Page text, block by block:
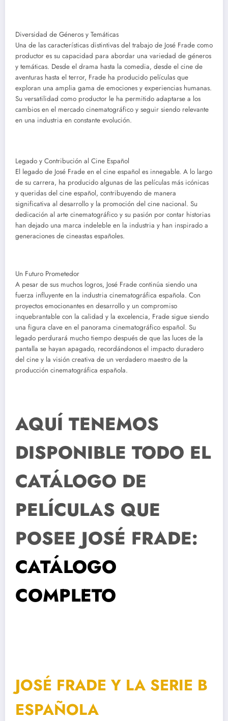
Diversidad de Géneros y Temáticas
Una de las características distintivas del trabajo de José Frade como
productor es su capacidad para abordar una variedad de géneros
y temáticas. Desde el drama hasta la comedia, desde el cine de
aventuras hasta el terror, Frade ha producido películas que
exploran una amplia gama de emociones y experiencias humanas.
Su versatilidad como productor le ha permitido adaptarse a los
cambios en el mercado cinematográfico y seguir siendo relevante
en una industria en constante evolución.
Legado y Contribución al Cine Español
El legado de José Frade en el cine español es innegable. A lo largo
de su carrera, ha producido algunas de las películas más icónicas
y queridas del cine español, contribuyendo de manera
significativa al desarrollo y la promoción del cine nacional. Su
dedicación al arte cinematográfico y su pasión por contar historias
han dejado una marca indeleble en la industria y han inspirado a
generaciones de cineastas españoles.
Un Futuro Prometedor
A pesar de sus muchos logros, José Frade continúa siendo una
fuerza influyente en la industria cinematográfica española. Con
proyectos emocionantes en desarrollo y un compromiso
inquebrantable con la calidad y la excelencia, Frade sigue siendo
una figura clave en el panorama cinematográfico español. Su
legado perdurará mucho tiempo después de que las luces de la
pantalla se hayan apagado, recordándonos el impacto duradero
del cine y la visión creativa de un verdadero maestro de la
producción cinematográfica española.
AQUÍ TENEMOS
DISPONIBLE TODO EL
CATÁLOGO DE
PELÍCULAS QUE
POSEE JOSÉ FRADE:
CATÁLOGO
COMPLETO
JOSÉ FRADE Y LA SERIE B
ESPAÑOLA